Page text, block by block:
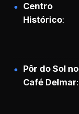
Centro
Histórico
Pôr do Sol no
Café Delmar